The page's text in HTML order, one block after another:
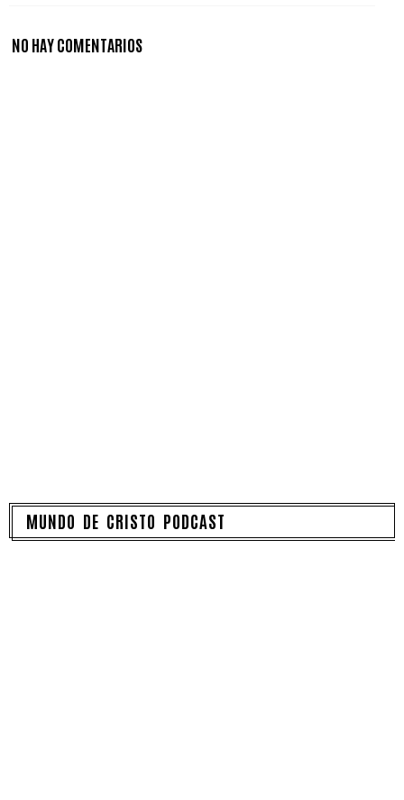
NO HAY COMENTARIOS
MUNDO DE CRISTO PODCAST